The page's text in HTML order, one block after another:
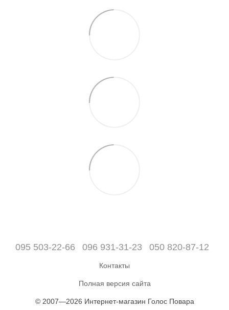
095 503-22-66 096 931-31-23 050 820-87-12
Контакты
Полная версия сайта
© 2007—2026 Интернет-магазин Голос Повара